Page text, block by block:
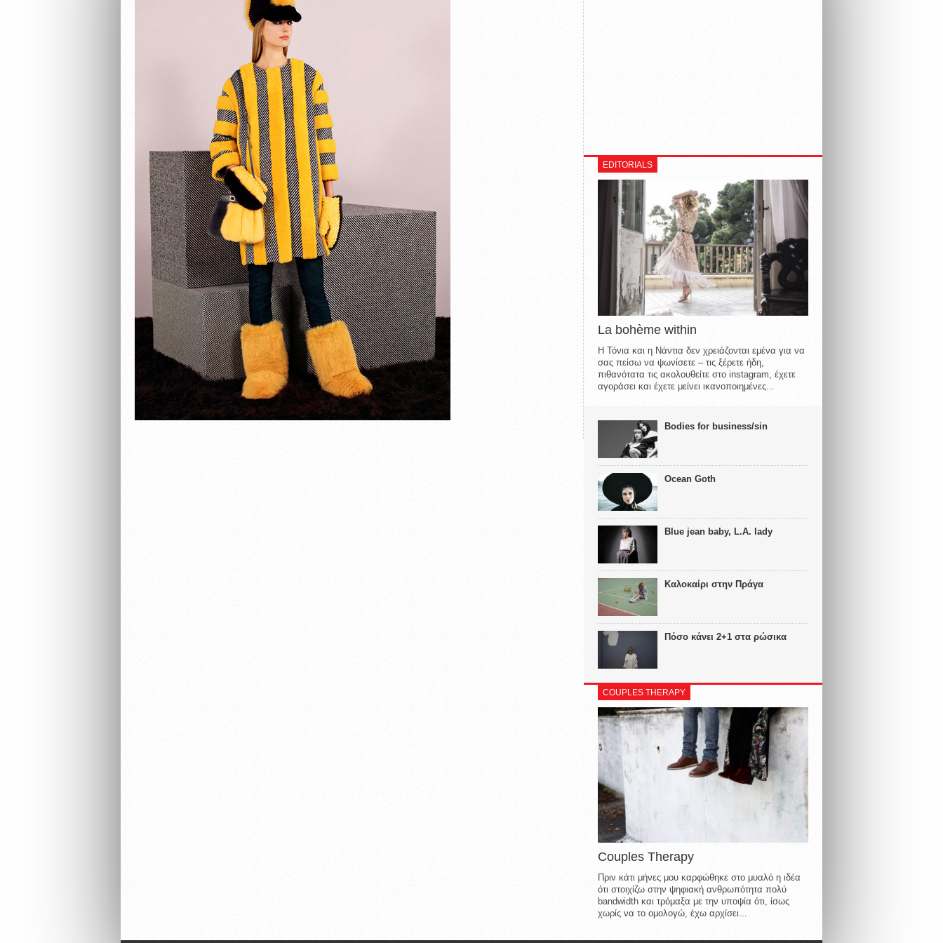
EDITORIALS
La bohème within
Η Τόνια και η Νάντια δεν χρειάζονται εμένα για να
σας πείσω να ψωνίσετε – τις ξέρετε ήδη,
πιθανότατα τις ακολουθείτε στο instagram, έχετε
αγοράσει και έχετε μείνει ικανοποιημένες...
Bodies for business/sin
Ocean Goth
Blue jean baby, L.A. lady
Καλοκαίρι στην Πράγα
Πόσο κάνει 2+1 στα ρώσικα
COUPLES THERAPY
Couples Therapy
Πριν κάτι μήνες μου καρφώθηκε στο μυαλό η ιδέα
ότι στοιχίζω στην ψηφιακή ανθρωπότητα πολύ
bandwidth και τρόμαξα με την υποψία ότι, ίσως
χωρίς να το ομολογώ, έχω αρχίσει...